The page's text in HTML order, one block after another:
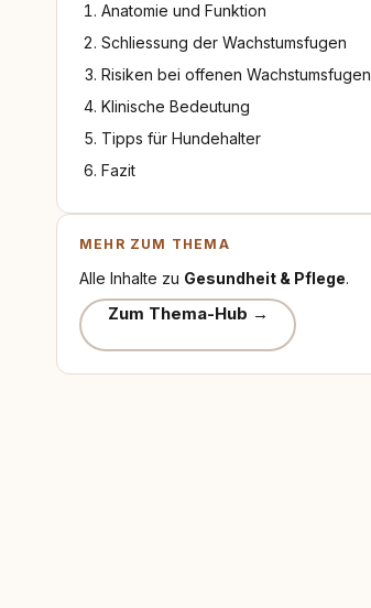
Anatomie und Funktion
Schliessung der Wachstumsfugen
Risiken bei offenen Wachstumsfugen
Klinische Bedeutung
Tipps für Hundehalter
Fazit
MEHR ZUM THEMA
Alle Inhalte zu Gesundheit & Pflege.
Zum Thema-Hub →